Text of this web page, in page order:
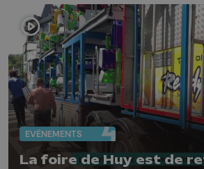
EVÈNEMENTS
La foire de Huy est de